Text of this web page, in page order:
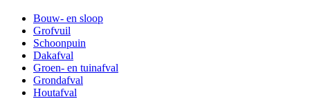
Bouw- en sloop
Grofvuil
Schoonpuin
Dakafval
Groen- en tuinafval
Grondafval
Houtafval